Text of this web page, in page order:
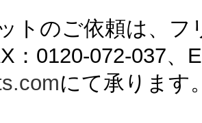
トのご依頼は、フ
：0120-072-037、
にて承ります